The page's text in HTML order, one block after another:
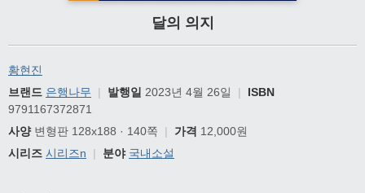
달의 의지
황현진
브랜드 은행나무 | 발행일 2023년 4월 26일 |
ISBN
9791167372871
사양변형판 128x188 · 140쪽 | 가격 12,000원
시리즈 시리즈n | 분야 국내소설